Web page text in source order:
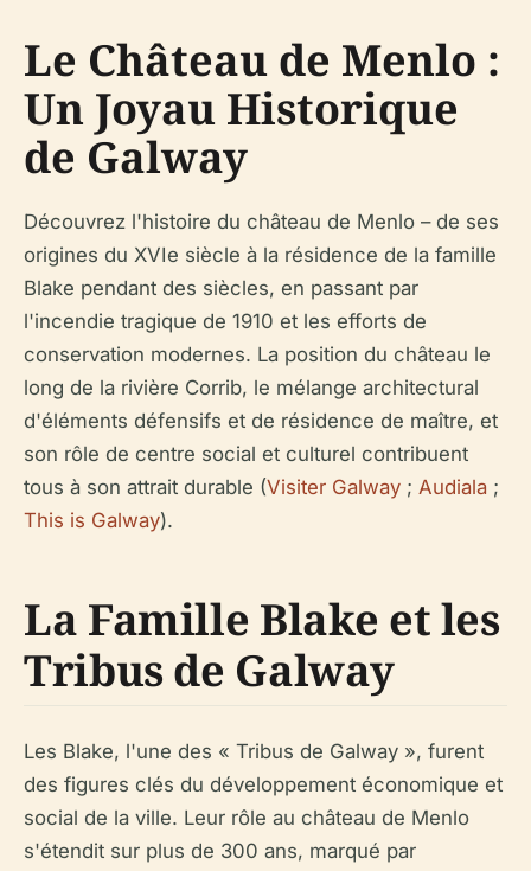
Le Château de Menlo :
Un Joyau Historique
de Galway
Découvrez l'histoire du château de Menlo – de ses
origines du XVIe siècle à la résidence de la famille
Blake pendant des siècles, en passant par
l'incendie tragique de 1910 et les efforts de
conservation modernes. La position du château le
long de la rivière Corrib, le mélange architectural
d'éléments défensifs et de résidence de maître, et
son rôle de centre social et culturel contribuent
tous à son attrait durable (Visiter Galway ; Audiala ;
This is Galway).
La Famille Blake et les
Tribus de Galway
Les Blake, l'une des « Tribus de Galway », furent
des figures clés du développement économique et
social de la ville. Leur rôle au château de Menlo
s'étendit sur plus de 300 ans, marqué par